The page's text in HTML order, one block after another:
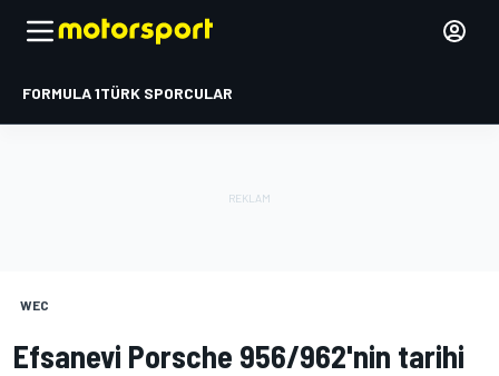
FORMULA 1TÜRK SPORCULAR
WEC
Efsanevi Porsche 956/962'nin tarihi